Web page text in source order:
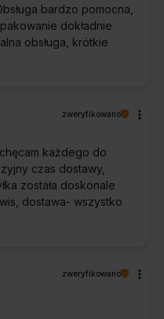
bardzo pomocna,
dokładnie
obsługa, krótkie
zweryfikowano
każdego do
czas dostawy,
została doskonale
dostawa- wszystko
zweryfikowano